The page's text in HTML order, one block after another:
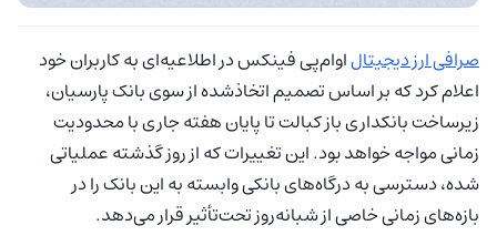
صرافی ارز دیجیتالاو‌ام‌پی فینکس در اطلاعیه‌ای به کاربران خود
اعلام کرد که بر اساس تصمیم اتخاذشده از سوی بانک پارسیان،
زیرساخت بانکداری باز کبالت تا پایان هفته جاری با محدودیت
زمانی مواجه خواهد بود. این تغییرات که از روز گذشته عملیاتی
شده، دسترسی به درگاه‌های بانکی وابسته به این بانک را در
بازه‌های زمانی خاصی از شبانه‌روز تحت‌تأثیر قرار می‌دهد.